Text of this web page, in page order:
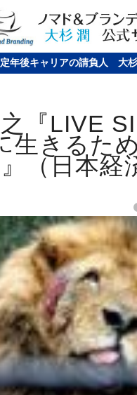
定年後キャリアの請負人 大
『LIVE
生きるた
（日本経